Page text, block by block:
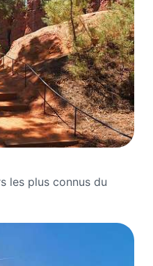
les plus connus du